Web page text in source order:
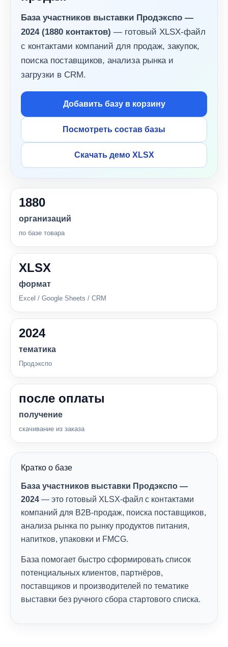
База участников выставки Продэкспо —
2024 (1880 контактов) — готовый XLSX-файл
с контактами компаний для продаж, закупок,
поиска поставщиков, анализа рынка и
загрузки в CRM.
Добавить базу в корзину
Посмотреть состав базы
Скачать демо XLSX
1880
организаций
по базе товара
XLSX
формат
Excel / Google Sheets / CRM
2024
тематика
Продэкспо
после оплаты
получение
скачивание из заказа
Кратко о базе
База участников выставки Продэкспо —
2024 — это готовый XLSX-файл с контактами
компаний для B2B-продаж, поиска поставщиков,
анализа рынка по рынку продуктов питания,
напитков, упаковки и FMCG.
База помогает быстро сформировать список
потенциальных клиентов, партнёров,
поставщиков и производителей по тематике
выставки без ручного сбора стартового списка.